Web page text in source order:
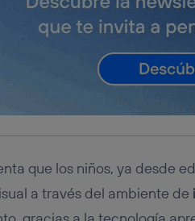
que los niños, ya desde
a través del ambiente de